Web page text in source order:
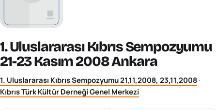
1. Uluslararası Kıbrıs Sempozyumu
21-23 Kasım 2008 Ankara
1. Uluslararası Kıbrıs Sempozyumu 21,11,2008, 23,11,2008·
Kıbrıs Türk Kültür Derneği Genel Merkezi